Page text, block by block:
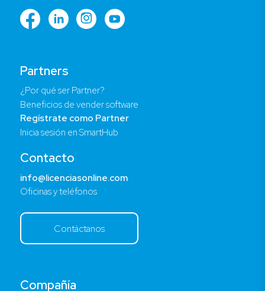
Compañía
Partners
¿Por qué ser Partner?
Beneficios de vender software
Regístrate como Partner
Inicia sesión en SmartHub
Contacto
info@licenciasonline.com
Oficinas y teléfonos
Contáctanos